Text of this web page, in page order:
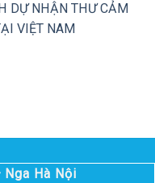
DỰ NHẬN THƯ CẢM
VIỆT NAM
Nga Hà Nội